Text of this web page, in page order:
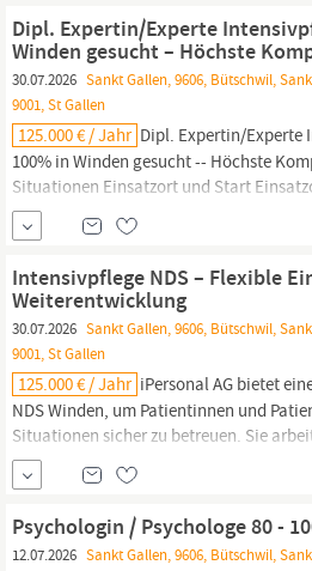
Kundschaft -Vorführung von...
Dipl. Expertin/Experte
Winden gesucht – Höchste
30.07.2026 Sankt Gallen, 9606, Bütschwil,
9001, St Gallen
125.000 € / Jahr Dipl. Expertin/Experte
100% in Winden gesucht -- Höchste
Situationen Einsatzort und Start
Umgebung Einsatzbeginn: Ab sofort
Intensivpflege NDS Winden ist hier
Winden arbeitest du mit...
Intensivpflege NDS – Flexible
Weiterentwicklung
30.07.2026 Sankt Gallen, 9606, Bütschwil,
9001, St Gallen
125.000 € / Jahr iPersonal AG bietet
NDS Winden, um Patientinnen und
Situationen sicher zu betreuen. Sie
überwachen Werte und reagieren rasch,
ändern. Die Stelle umfasst
Intensivpflege NDS Winden, mit Fokus
Handeln und genaue...
Psychologin / Psychologe 80 -
12.07.2026 Sankt Gallen, 9606, Bütschwil,